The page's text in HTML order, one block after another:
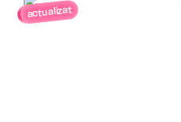
actualizat